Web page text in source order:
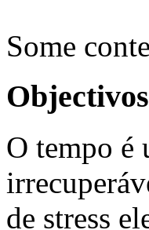
Some
Objectivos
O tempo é
de stress